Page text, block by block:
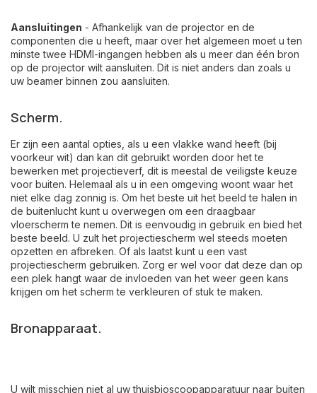
Aansluitingen - Afhankelijk van de projector en de
componenten die u heeft, maar over het algemeen moet u ten
minste twee HDMI-ingangen hebben als u meer dan één bron
op de projector wilt aansluiten. Dit is niet anders dan zoals u
uw beamer binnen zou aansluiten.
Scherm.
Er zijn een aantal opties, als u een vlakke wand heeft (bij
voorkeur wit) dan kan dit gebruikt worden door het te
bewerken met projectieverf, dit is meestal de veiligste keuze
voor buiten. Helemaal als u in een omgeving woont waar het
niet elke dag zonnig is. Om het beste uit het beeld te halen in
de buitenlucht kunt u overwegen om een draagbaar
vloerscherm te nemen. Dit is eenvoudig in gebruik en bied het
beste beeld. U zult het projectiescherm wel steeds moeten
opzetten en afbreken. Of als laatst kunt u een vast
projectiescherm gebruiken. Zorg er wel voor dat deze dan op
een plek hangt waar de invloeden van het weer geen kans
krijgen om het scherm te verkleuren of stuk te maken.
Bronapparaat.
U wilt misschien niet al uw thuisbioscoopapparatuur naar buiten